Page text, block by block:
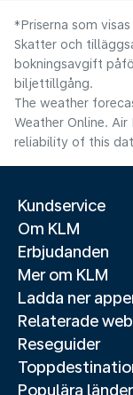
*Priserna som
Skatter och
bokningsavgift
biljettillgång.
The weather
Weather Online.
reliability of this
Kundservice
Om KLM
Erbjudanden
Mer om KLM
Ladda ner
Relaterade
Reseguider
Populära länder